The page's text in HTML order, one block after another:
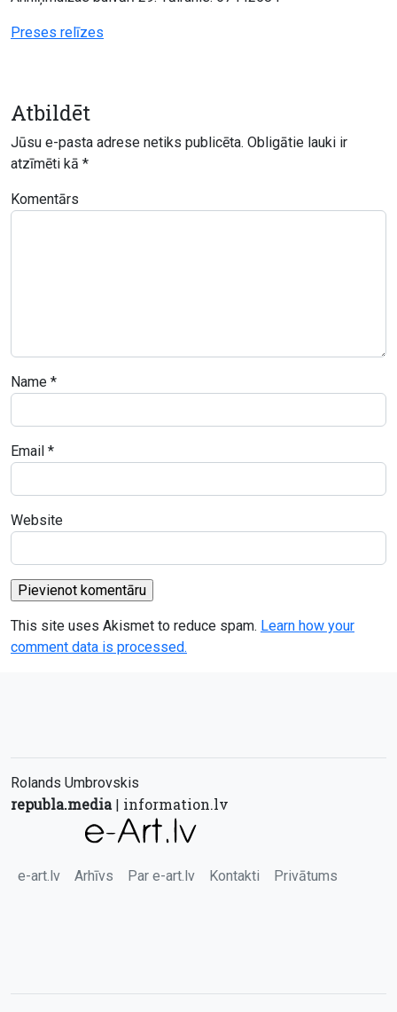
Preses relīzes
Atbildēt
Jūsu e-pasta adrese netiks publicēta. Obligātie lauki ir
atzīmēti kā *
Komentārs
Name *
Email *
Website
This site uses Akismet to reduce spam. Learn how your
comment data is processed.
Rolands Umbrovskis
republa.media| information.lv
e-art.lv Arhīvs Par e-art.lv Kontakti Privātums